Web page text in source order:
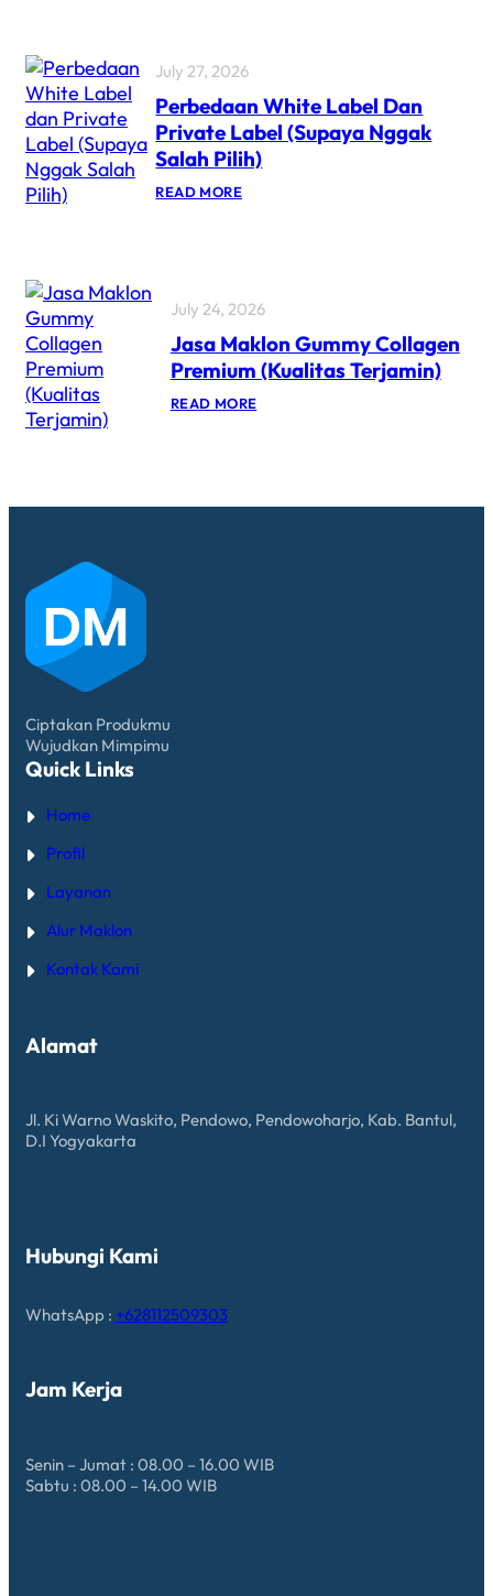
July 27, 2026
Perbedaan White Label Dan
Private Label (Supaya Nggak
Salah Pilih)
READ MORE
July 24, 2026
Jasa Maklon Gummy Collagen
Premium (Kualitas Terjamin)
READ MORE
Ciptakan Produkmu
Wujudkan Mimpimu
Quick Links
Home
Profil
Layanan
Alur Maklon
Kontak Kami
Alamat
Jl. Ki Warno Waskito, Pendowo, Pendowoharjo, Kab. Bantul,
D.I Yogyakarta
Hubungi Kami
WhatsApp : +628112509303
Jam Kerja
Senin – Jumat : 08.00 – 16.00 WIB
Sabtu : 08.00 – 14.00 WIB